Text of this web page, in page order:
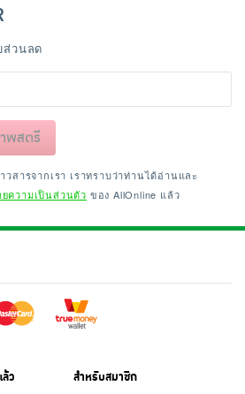
ส่วนลด
พสตรี
สารจากเรา เราทราบว่าท่านได้อ่านและ
ความเป็นส่วนตัว ของ AllOnline แล้ว
ว สำหรับสมาชิก